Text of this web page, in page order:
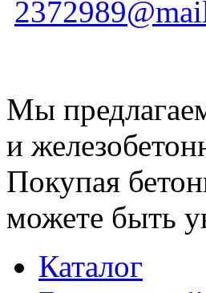
Мы
и
Покупая
можете быть
Каталог